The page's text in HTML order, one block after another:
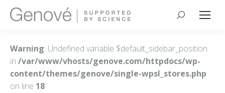
Buscar:
Warning: Undefined variable $default_sidebar_position
in /var/www/vhosts/genove.com/httpdocs/wp-
content/themes/genove/single-wpsl_stores.php
on line 18